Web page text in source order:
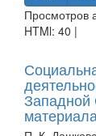
Просмотров
HTMl: 40 |
Западной